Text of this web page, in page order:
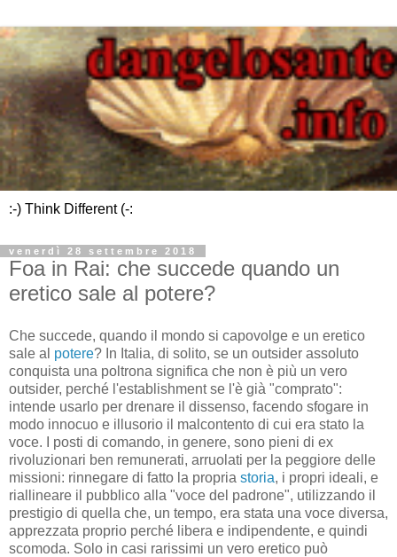
:-) Think Different (-:
venerdì 28 settembre 2018
Foa in Rai: che succede quando un
eretico sale al potere?
Che succede, quando il mondo si capovolge e un eretico
sale al potere? In Italia, di solito, se un outsider assoluto
conquista una poltrona significa che non è più un vero
outsider, perché l'establishment se l'è già "comprato":
intende usarlo per drenare il dissenso, facendo sfogare in
modo innocuo e illusorio il malcontento di cui era stato la
voce. I posti di comando, in genere, sono pieni di ex
rivoluzionari ben remunerati, arruolati per la peggiore delle
missioni: rinnegare di fatto la propria storia, i propri ideali, e
riallineare il pubblico alla "voce del padrone", utilizzando il
prestigio di quella che, un tempo, era stata una voce diversa,
apprezzata proprio perché libera e indipendente, e quindi
scomoda. Solo in casi rarissimi un vero eretico può